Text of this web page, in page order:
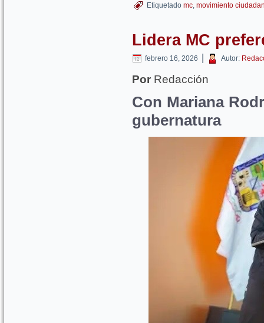
Etiquetado mc, movimiento
Lidera MC
febrero 16, 2026 | Autor:
Por Redacción
Con Mariana
gubernatura